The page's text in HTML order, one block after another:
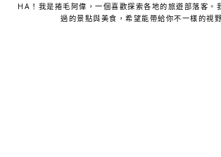
HA！我是捲毛阿偉，一個喜歡探索各地的旅遊部落客。
過的景點與美食，希望能帶給你不一樣的視